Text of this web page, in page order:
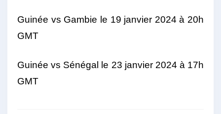
Guinée vs Gambie le 19 janvier 2024 à 20h
GMT
Guinée vs Sénégal le 23 janvier 2024 à 17h
GMT